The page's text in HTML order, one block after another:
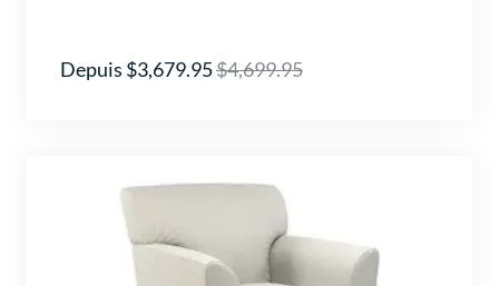
Depuis $3,679.95$4,699.95